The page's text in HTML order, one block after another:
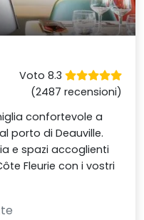
Voto 8.3
(2487 recensioni)
confortevole a
porto di Deauville.
e spazi accoglienti
Fleurie con i vostri